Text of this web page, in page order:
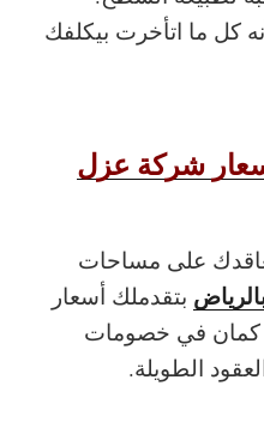
كل ما اتأخرت بيكلفك
شركة عزل
على مساحات
بتقدملك أسعار
لخصم 30%. كمان في خصومات
الطويلة.